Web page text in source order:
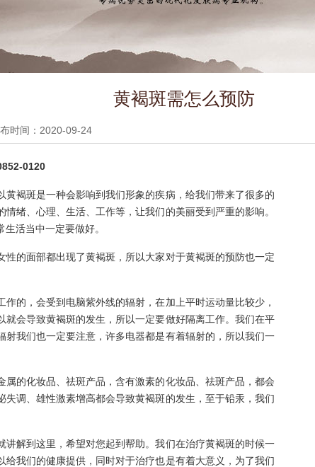
黄褐斑需怎么预防
时间：2020-09-24
0120
黄褐斑是一种会影响到我们形象的疾病，给我们带来了很多的
绪、心理、生活、工作等，让我们的美丽受到严重的影响。
活当中一定要做好。
性的面部都出现了黄褐斑，所以大家对于黄褐斑的预防也一定
的，会受到电脑紫外线的辐射，在加上平时运动量比较少，
就会导致黄褐斑的发生，所以一定要做好隔离工作。我们在平
射我们也一定要注意，许多电器都是有着辐射的，所以我们一
属的化妆品、祛斑产品，含有激素的化妆品、祛斑产品，都会
失调、雄性激素增高都会导致黄褐斑的发生，至于铅汞，我们
讲解到这里，希望对您起到帮助。我们在治疗黄褐斑的时候一
给我们的健康提供，同时对于治疗也是有着大意义，为了我们